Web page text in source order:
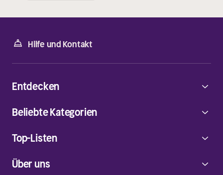
Hilfe und Kontakt
Über uns
Entdecken
Beliebte Kategorien
Top-Listen